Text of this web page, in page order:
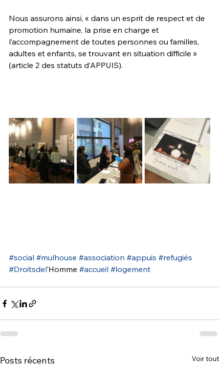
Nous assurons ainsi, « dans un esprit de respect et de
promotion humaine, la prise en charge et
l’accompagnement de toutes personnes ou familles,
adultes et enfants, se trouvant en situation difficile »
(article 2 des statuts d’APPUIS).
#social #mulhouse #association #appuis #refugiés
#Droitsdel’Homme #accueil #logement
Posts récents Voir tout